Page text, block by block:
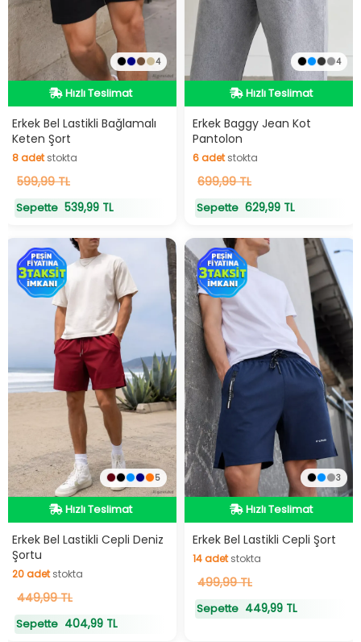
4
Hızlı Teslimat
Hızlı Teslimat
Erkek Bel Lastikli Bağlamalı
Keten Şort
8adetstokta
8adetstokta
599,99 TL
Sepette 539,99 TL
4
Hızlı Teslimat
Hızlı Teslimat
Erkek Baggy Jean Kot
Pantolon
6adetstokta
6adetstokta
699,99 TL
Sepette 629,99 TL
5
Hızlı Teslimat
Hızlı Teslimat
Erkek Bel Lastikli Cepli Deniz
Şortu
20adetstokta
20adetstokta
449,99 TL
Sepette 404,99 TL
3
Hızlı Teslimat
Hızlı Teslimat
Erkek Bel Lastikli Cepli Şort
14adetstokta
14adetstokta
499,99 TL
Sepette 449,99 TL